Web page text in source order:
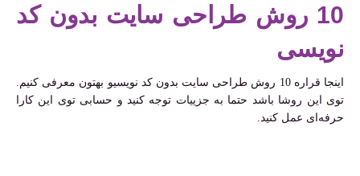
10 روش طراحی سایت بدون کد
نویسی
اینجا قراره 10 روش طراحی سایت بدون کد نویسیو بهتون معرفی کنیم.
توی این روشا باشد حتما به جزییات توجه کنید و حسابی توی این کارا
حرفه‌ای عمل کنید.